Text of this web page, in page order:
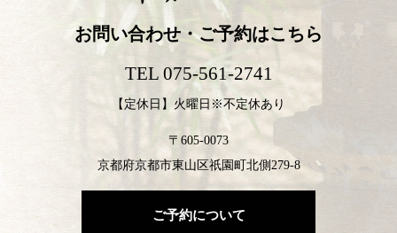
お問い合わせ・ご予約はこちら
TEL 075-561-2741
【定休日】火曜日※不定休あり
〒605-0073
京都府京都市東山区祇園町北側279-8
ご予約について